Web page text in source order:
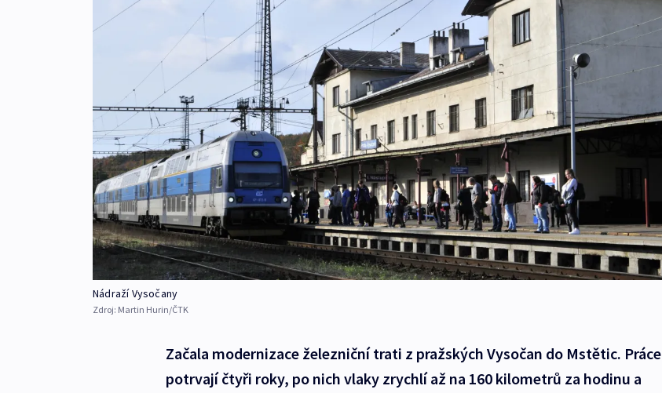
Nádraží Vysočany
Zdroj: Martin Hurin/ČTK
Začala modernizace železniční trati z pražských Vysočan do Mstětic. Práce
potrvají čtyři roky, po nich vlaky zrychlí až na 160 kilometrů za hodinu a